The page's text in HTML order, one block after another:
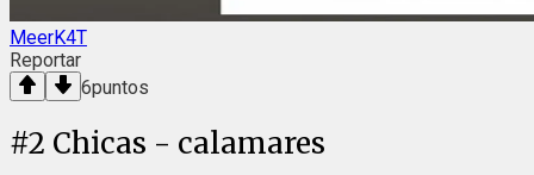
MeerK4T
Reportar
6puntos
#2 Chicas - calamares